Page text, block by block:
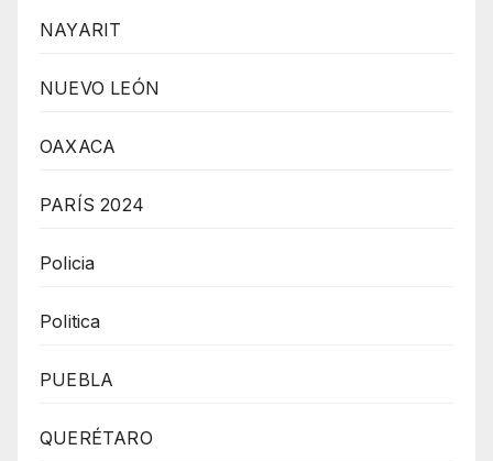
NAYARIT
NUEVO LEÓN
OAXACA
PARÍS 2024
Policia
Politica
PUEBLA
QUERÉTARO